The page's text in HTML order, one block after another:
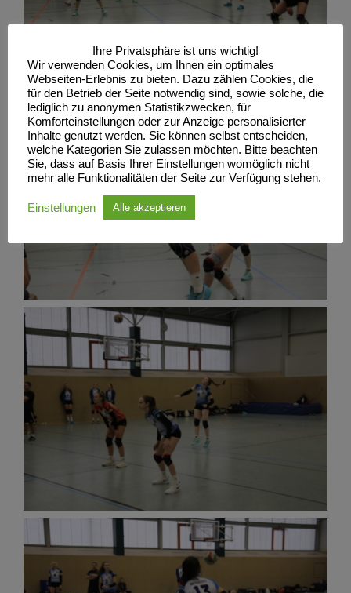
Ihre Privatsphäre ist uns wichtig!
Wir verwenden Cookies, um Ihnen ein optimales
Webseiten-Erlebnis zu bieten. Dazu zählen Cookies, die
für den Betrieb der Seite notwendig sind, sowie solche, die
lediglich zu anonymen Statistikzwecken, für
Komforteinstellungen oder zur Anzeige personalisierter
Inhalte genutzt werden. Sie können selbst entscheiden,
welche Kategorien Sie zulassen möchten. Bitte beachten
Sie, dass auf Basis Ihrer Einstellungen womöglich nicht
mehr alle Funktionalitäten der Seite zur Verfügung stehen.
Einstellungen Alle akzeptieren